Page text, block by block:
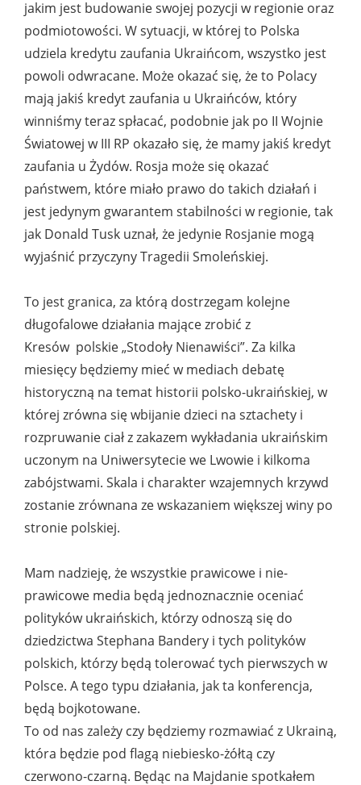
jakim jest budowanie swojej pozycji w regionie oraz
podmiotowości. W sytuacji, w której to Polska
udziela kredytu zaufania Ukraińcom, wszystko jest
powoli odwracane. Może okazać się, że to Polacy
mają jakiś kredyt zaufania u Ukraińców, który
winniśmy teraz spłacać, podobnie jak po II Wojnie
Światowej w III RP okazało się, że mamy jakiś kredyt
zaufania u Żydów. Rosja może się okazać
państwem, które miało prawo do takich działań i
jest jedynym gwarantem stabilności w regionie, tak
jak Donald Tusk uznał, że jedynie Rosjanie mogą
wyjaśnić przyczyny Tragedii Smoleńskiej.
To jest granica, za którą dostrzegam kolejne
długofalowe działania mające zrobić z
Kresów polskie „Stodoły Nienawiści”. Za kilka
miesięcy będziemy mieć w mediach debatę
historyczną na temat historii polsko-ukraińskiej, w
której zrówna się wbijanie dzieci na sztachety i
rozpruwanie ciał z zakazem wykładania ukraińskim
uczonym na Uniwersytecie we Lwowie i kilkoma
zabójstwami. Skala i charakter wzajemnych krzywd
zostanie zrównana ze wskazaniem większej winy po
stronie polskiej.
Mam nadzieję, że wszystkie prawicowe i nie-
prawicowe media będą jednoznacznie oceniać
polityków ukraińskich, którzy odnoszą się do
dziedzictwa Stephana Bandery i tych polityków
polskich, którzy będą tolerować tych pierwszych w
Polsce. A tego typu działania, jak ta konferencja,
będą bojkotowane.
To od nas zależy czy będziemy rozmawiać z Ukrainą,
która będzie pod flagą niebiesko-żółtą czy
czerwono-czarną. Będąc na Majdanie spotkałem